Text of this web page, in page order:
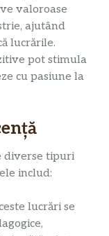
valoroase
ajutând
lucrările.
pot stimula
cu pasiune la
diverse tipuri
includ:
lucrări se